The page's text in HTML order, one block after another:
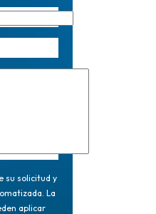
su solicitud y
La
aplicar